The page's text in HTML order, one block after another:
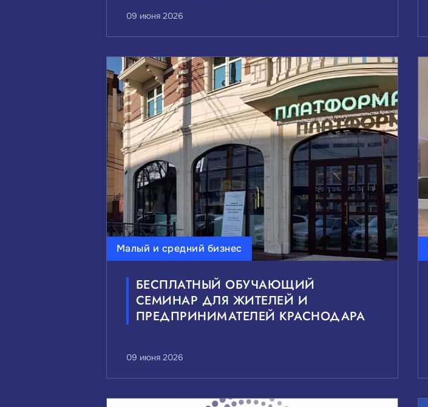
09 июня 2026
Малый и средний бизнес
БЕСПЛАТНЫЙ ОБУЧАЮЩИЙ
СЕМИНАР ДЛЯ ЖИТЕЛЕЙ И
ПРЕДПРИНИМАТЕЛЕЙ КРАСНОДАРА
09 июня 2026